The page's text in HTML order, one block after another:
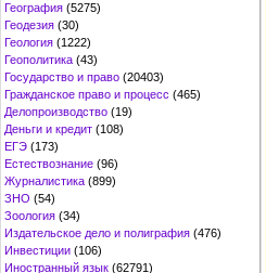
География (5275)
Геодезия (30)
Геология (1222)
Геополитика (43)
Государство и право (20403)
Гражданское право и процесс (465)
Делопроизводство (19)
Деньги и кредит (108)
ЕГЭ (173)
Естествознание (96)
Журналистика (899)
ЗНО (54)
Зоология (34)
Издательское дело и полиграфия (476)
Инвестиции (106)
Иностранный язык (62791)